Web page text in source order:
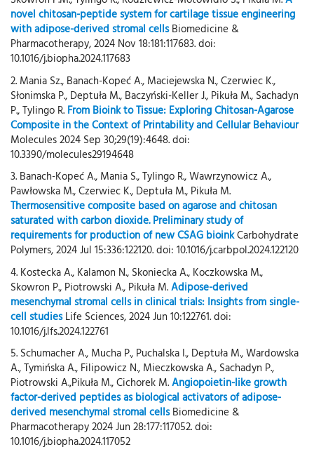
novel chitosan-peptide system for cartilage tissue engineering
with adipose-derived stromal cells Biomedicine &
Pharmacotherapy, 2024 Nov 18:181:117683. doi:
10.1016/j.biopha.2024.117683
2. Mania Sz., Banach-Kopeć A., Maciejewska N., Czerwiec K.,
Słonimska P., Deptuła M., Baczyński-Keller J., Pikuła M., Sachadyn
P., Tylingo R. From Bioink to Tissue: Exploring Chitosan-Agarose
Composite in the Context of Printability and Cellular Behaviour
Molecules 2024 Sep 30;29(19):4648. doi:
10.3390/molecules29194648
3. Banach-Kopeć A., Mania S., Tylingo R., Wawrzynowicz A.,
Pawłowska M., Czerwiec K., Deptuła M., Pikuła M.
Thermosensitive composite based on agarose and chitosan
saturated with carbon dioxide. Preliminary study of
requirements for production of new CSAG bioinkCarbohydrate
Polymers, 2024 Jul 15:336:122120. doi: 10.1016/j.carbpol.2024.122120
4. Kostecka A., Kalamon N., Skoniecka A., Koczkowska M.,
Skowron P., Piotrowski A., Pikuła M.Adipose-derived
mesenchymal stromal cells in clinical trials: Insights from single-
cell studies Life Sciences, 2024 Jun 10:122761. doi:
10.1016/j.lfs.2024.122761
5. Schumacher A., Mucha P., Puchalska I., Deptuła M., Wardowska
A., Tymińska A., Filipowicz N., Mieczkowska A., Sachadyn P.,
Piotrowski A.,Pikuła M., Cichorek M.Angiopoietin-like growth
factor-derived peptides as biological activators of adipose-
derived mesenchymal stromal cells Biomedicine &
Pharmacotherapy 2024 Jun 28:177:117052. doi:
10.1016/j.biopha.2024.117052